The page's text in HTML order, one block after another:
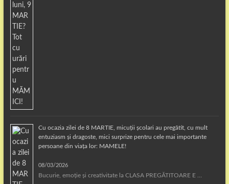
Cu ocazia zilei de 8 MARTIE, micuții școlari au pregătit, cu mult
entuziasm și dragoste, mici surprize pentru cele mai importante
persoane din viața lor: MAMELE!
08/03/2026
Bucurie, emoție și creativitate la CLASA PREGĂTITOARE E …